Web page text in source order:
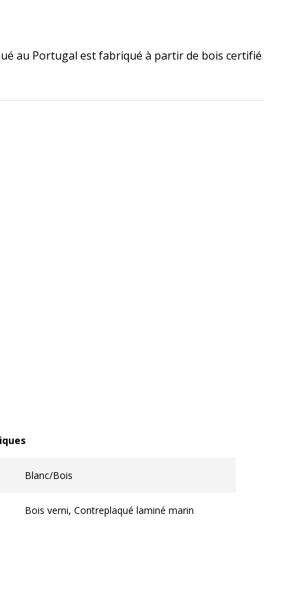
au Portugal est fabriqué à partir de bois certifié
Blanc/Bois
Bois verni, Contreplaqué laminé marin